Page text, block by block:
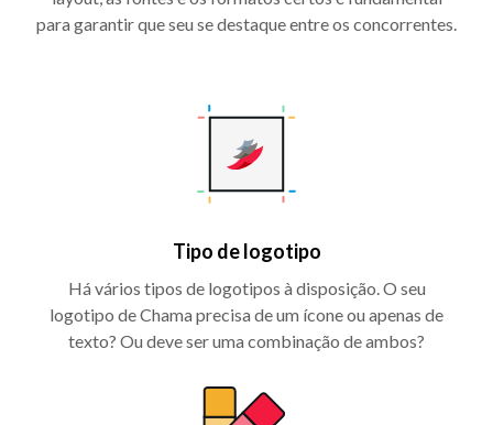
para garantir que seu se destaque entre os concorrentes.
Tipo de logotipo
Há vários tipos de logotipos à disposição. O seu
logotipo de Chama precisa de um ícone ou apenas de
texto? Ou deve ser uma combinação de ambos?